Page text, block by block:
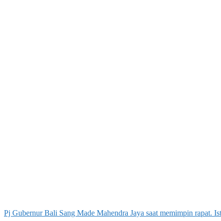
Pj Gubernur Bali Sang Made Mahendra Jaya saat memimpin rapat.